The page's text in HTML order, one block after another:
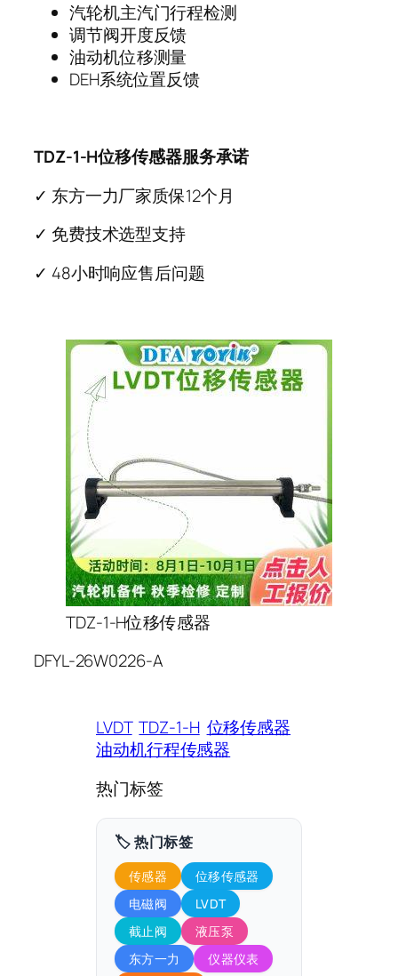
汽轮机主汽门行程检测
调节阀开度反馈
油动机位移测量
DEH系统位置反馈
TDZ-1-H位移传感器服务承诺
✓ 东方一力厂家质保12个月
✓ 免费技术选型支持
✓ 48小时响应售后问题
TDZ-1-H位移传感器
DFYL-26W0226-A
LVDT TDZ-1-H 位移传感器
油动机行程传感器
热门标签
🏷️ 热门标签
传感器
位移传感器
电磁阀
LVDT
截止阀
液压泵
东方一力
仪器仪表